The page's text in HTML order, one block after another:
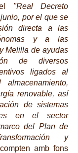
"Real Decreto
por el que se
directa a las
y a las
Melilla de ayudas
de diversos
ligados al
renovable, así
de sistemas
en el sector
del Plan de
y
amb fons